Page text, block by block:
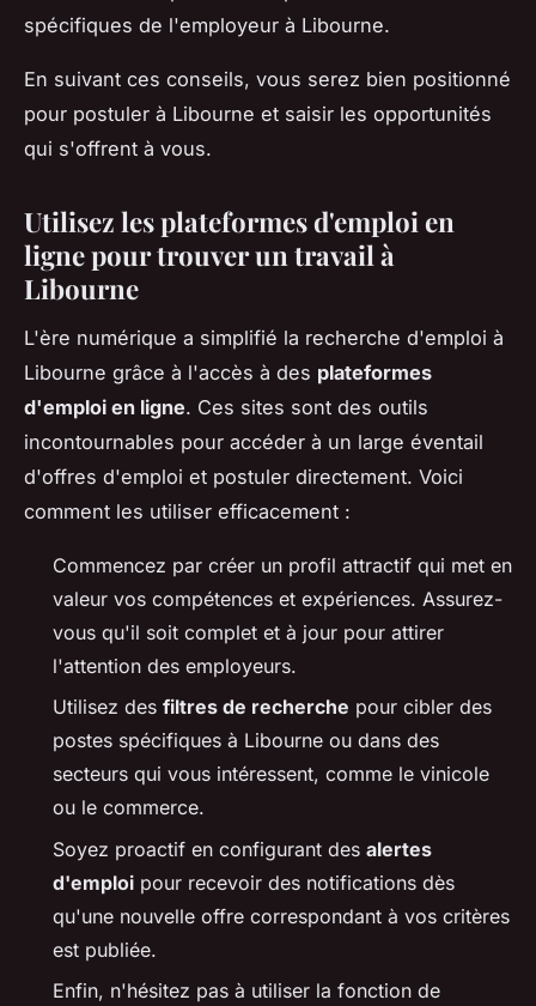
spécifiques de l'employeur à Libourne.
En suivant ces conseils, vous serez bien positionné
pour postuler à Libourne et saisir les opportunités
qui s'offrent à vous.
Utilisez les plateformes d'emploi en
ligne pour trouver un travail à
Libourne
L'ère numérique a simplifié la recherche d'emploi à
Libourne grâce à l'accès à des plateformes
d'emploi en ligne. Ces sites sont des outils
incontournables pour accéder à un large éventail
d'offres d'emploi et postuler directement. Voici
comment les utiliser efficacement :
Commencez par créer un profil attractif qui met en
valeur vos compétences et expériences. Assurez-
vous qu'il soit complet et à jour pour attirer
l'attention des employeurs.
Utilisez des filtres de recherche pour cibler des
postes spécifiques à Libourne ou dans des
secteurs qui vous intéressent, comme le vinicole
ou le commerce.
Soyez proactif en configurant des alertes
d'emploi pour recevoir des notifications dès
qu'une nouvelle offre correspondant à vos critères
est publiée.
Enfin, n'hésitez pas à utiliser la fonction de